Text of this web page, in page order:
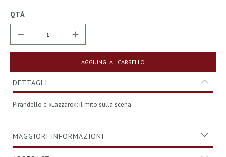
QTÀ
AGGIUNGI AL CARRELLO
DETTAGLI
Pirandello e «Lazzaro»: il mito sulla scena
MAGGIORI INFORMAZIONI